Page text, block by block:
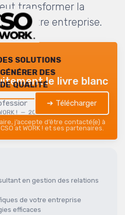
transformer la
de votre entreprise.
solutions
des
qualité
! — 2026
le livre blanc
➔ Télécharger
j’accepte d’être contacté(e) à
at WORK ! et ses partenaires.
en gestion des relations
de votre entreprise
efficaces